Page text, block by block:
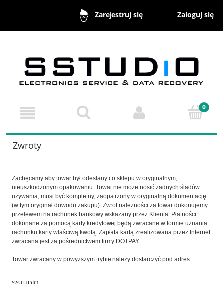
Zarejestruj się Zaloguj się
Zwroty
Zachęcamy aby towar był odesłany do sklepu w oryginalnym,
nieuszkodzonym opakowaniu. Towar nie może nosić żadnych śladów
używania, musi być kompletny, zaopatrzony w oryginalną dokumentację
(w tym oryginał dowodu zakupu). Zwrot należności za towar dokonujemy
przelewem na rachunek bankowy wskazany przez Klienta. Płatności
dokonane za pomocą karty kredytowej będą zwracane w formie uznania
rachunku karty właściwą kwotą. Zapłata kartą zrealizowana przez Internet
zwracana jest za pośrednictwem firmy DOTPAY.
Towar zwracany w powyższym trybie należy dostarczyć pod adres: